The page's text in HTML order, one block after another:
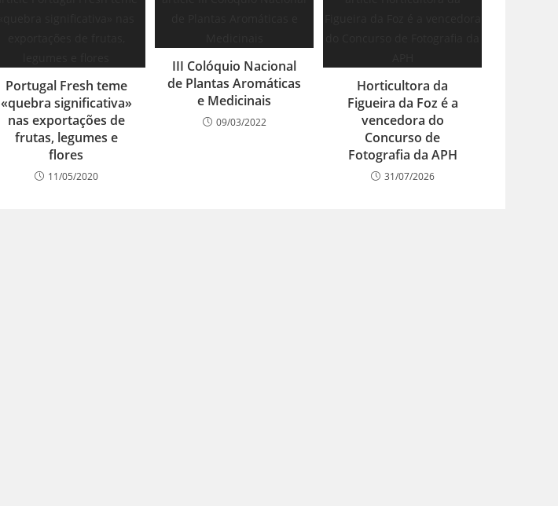
Portugal Fresh teme
«quebra significativa»
nas exportações de
frutas, legumes e
flores
11/05/2020
III Colóquio Nacional
de Plantas Aromáticas
e Medicinais
09/03/2022
Horticultora da
Figueira da Foz é a
vencedora do
Concurso de
Fotografia da APH
31/07/2026